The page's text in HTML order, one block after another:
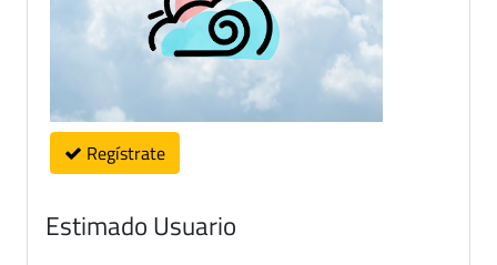
Regístrate
Estimado Usuario